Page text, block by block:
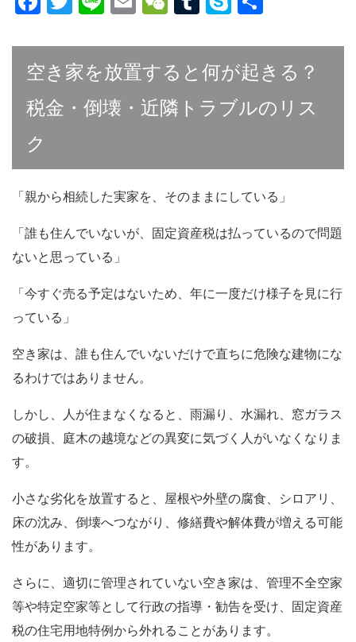
c
e
b
tt
er
e
ail C
h
at
m
bl
r
p
e
空き家を放置すると何が起きる？
税金・倒壊・近隣トラブルのリス
ク
「親から相続した実家を、そのままにしている」
「誰も住んでいないが、固定資産税は払っているので問題
ないと思っている」
「今すぐ売る予定はないため、年に一度だけ様子を見に行
っている」
空き家は、誰も住んでいないだけで直ちに危険な建物にな
るわけではありません。
しかし、人が住まなくなると、雨漏り、水漏れ、窓ガラス
の破損、庭木の越境などの異変に気づく人がいなくなりま
す。
小さな劣化を放置すると、屋根や外壁の腐食、シロアリ、
床の沈み、倒壊へつながり、修繕費や解体費が増える可能
性があります。
さらに、適切に管理されていない空き家は、管理不全空家
等や特定空家等として行政の指導・勧告を受け、固定資産
税の住宅用地特例から外れることがあります。